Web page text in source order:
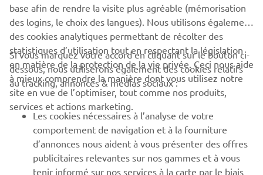
CORPORATE
BUSINESS
PLUS DE YAMAHA
SOUTIEN
base afin de rendre la visite plus agréable (mémorisation
des logins, le choix des langues). Nous utilisons également
des cookies analytiques permettant de récolter des
statistiques d’utilisation tout en respectant la législation
en matière de la protection de la vie privée. Ceci nous aide
à mieux comprendre la manière dont vous utilisez notre
site en vue de l’optimiser, tout comme nos produits,
services et actions marketing.
Si vous marquez votre accord en cliquant sur le bouton ci-
dessous, nous utiliserons également des cookies relatifs
au tracking, annonces & médias sociaux :
Les cookies nécessaires à l’analyse de votre
comportement de navigation et à la fourniture
d’annonces nous aident à vous présenter des offres
publicitaires relevantes sur nos gammes et à vous
tenir informé sur nos services à la carte par le biais